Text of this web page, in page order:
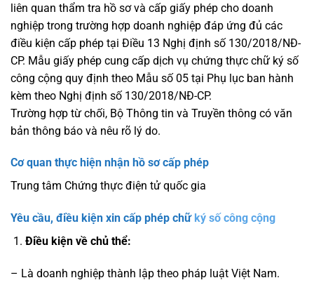
liên quan thẩm tra hồ sơ và cấp giấy phép cho doanh
nghiệp trong trường hợp doanh nghiệp đáp ứng đủ các
điều kiện cấp phép tại Điều 13 Nghị định số 130/2018/NĐ-
CP. Mẫu giấy phép cung cấp dịch vụ chứng thực chữ ký số
công cộng quy định theo Mẫu số 05 tại Phụ lục ban hành
kèm theo Nghị định số 130/2018/NĐ-CP.
Trường hợp từ chối, Bộ Thông tin và Truyền thông có văn
bản thông báo và nêu rõ lý do.
Cơ quan thực hiện nhận hồ sơ cấp phép
Trung tâm Chứng thực điện tử quốc gia
Yêu cầu, điều kiện xin cấp phép chữ ký số công cộng
Điều kiện về chủ thể:
– Là doanh nghiệp thành lập theo pháp luật Việt Nam.